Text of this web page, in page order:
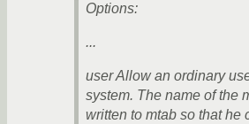
Options:
...
user Allow an ordinary
system. The name of the
written to mtab so that he